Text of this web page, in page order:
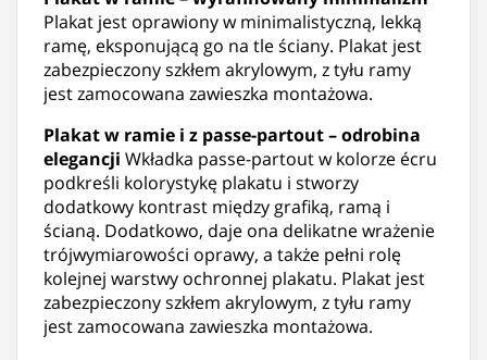
Plakat jest oprawiony w minimalistyczną, lekką
ramę, eksponującą go na tle ściany. Plakat jest
zabezpieczony szkłem akrylowym, z tyłu ramy
jest zamocowana zawieszka montażowa.
Plakat w ramie i z passe-partout – odrobina
elegancji Wkładka passe-partout w kolorze écru
podkreśli kolorystykę plakatu i stworzy
dodatkowy kontrast między grafiką, ramą i
ścianą. Dodatkowo, daje ona delikatne wrażenie
trójwymiarowości oprawy, a także pełni rolę
kolejnej warstwy ochronnej plakatu. Plakat jest
zabezpieczony szkłem akrylowym, z tyłu ramy
jest zamocowana zawieszka montażowa.